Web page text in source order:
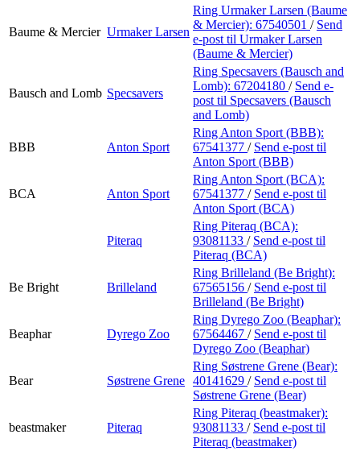
Baume & Mercier Urmaker Larsen
Ring Urmaker Larsen (Baume
& Mercier): 67540501 / Send
e-post til Urmaker Larsen
(Baume & Mercier)
Bausch and Lomb Specsavers
Ring Specsavers (Bausch and
Lomb): 67204180 / Send e-
post til Specsavers (Bausch
and Lomb)
BBB Anton Sport
Ring Anton Sport (BBB):
67541377 / Send e-post til
Anton Sport (BBB)
BCA Anton Sport
Ring Anton Sport (BCA):
67541377 / Send e-post til
Anton Sport (BCA)
Piteraq
Ring Piteraq (BCA):
93081133 / Send e-post til
Piteraq (BCA)
Be Bright Brilleland
Ring Brilleland (Be Bright):
67565156 / Send e-post til
Brilleland (Be Bright)
Beaphar Dyrego Zoo
Ring Dyrego Zoo (Beaphar):
67564467 / Send e-post til
Dyrego Zoo (Beaphar)
Bear Søstrene Grene
Ring Søstrene Grene (Bear):
40141629 / Send e-post til
Søstrene Grene (Bear)
beastmaker Piteraq
Ring Piteraq (beastmaker):
93081133 / Send e-post til
Piteraq (beastmaker)